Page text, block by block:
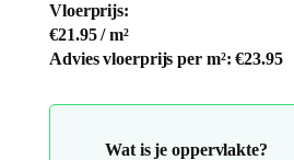
Vloerprijs:
€21.95/ m²
Advies vloerprijs per m²: €23.95
Wat is je oppervlakte?